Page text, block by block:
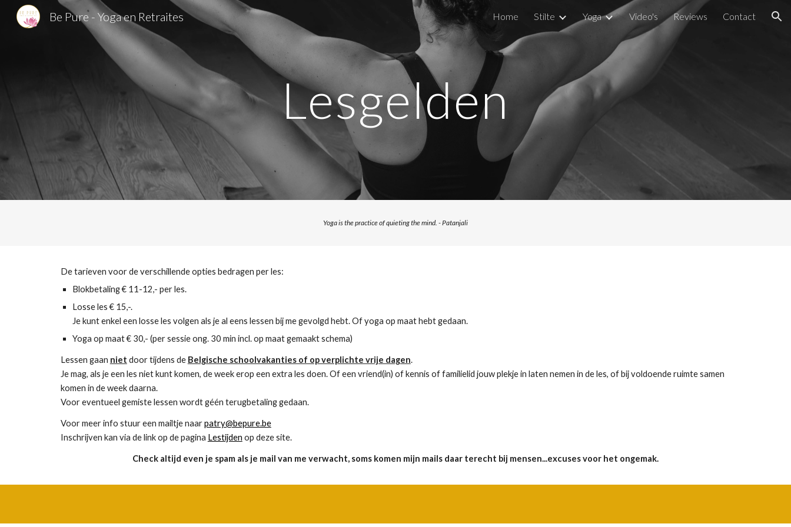
Skip to main content Skip to navigation
Be Pure - Yoga en Retraites Home Stilte Yoga Video's Reviews Contact
Lesgelden
Yoga is the practice of quieting the mind. - Patanjali
De tarieven voor de verschillende opties bedragen per les:
Blokbetaling€ 11-12,- per les.
Losse les€ 15,-.
Je kunt enkel een losse les volgen als je al eens lessen bij me gevolgd hebt. Of yoga op maat hebt gedaan.
Yoga op maat€ 30,- (per sessie ong. 30 min incl. op maat gemaakt schema)
Lessen gaan niet door tijdens de Belgische schoolvakanties of op verplichte vrije dagen.
Je mag, als je een les niet kunt komen, de week erop een extra les doen. Of een vriend(in) of kennis of familielid jouw plekje in laten nemen in de les, of bij voldoende ruimte samen
komen in de week daarna.
Voor eventueel gemiste lessen wordt géén terugbetaling gedaan.
Voor meer info stuur een mailtje naarpatry@bepure.be
Inschrijven kan via de link op de pagina Lestijden op deze site.
Check altijd even je spam als je mail van me verwacht, soms komen mijn mails daar terecht bij mensen...excuses voor het ongemak.